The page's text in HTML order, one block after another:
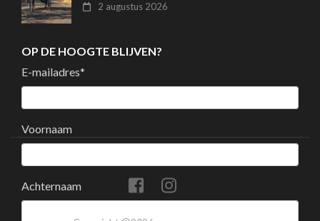
2 augustus 2026
OP DE HOOGTE BLIJVEN?
E-mailadres*
Voornaam
Achternaam